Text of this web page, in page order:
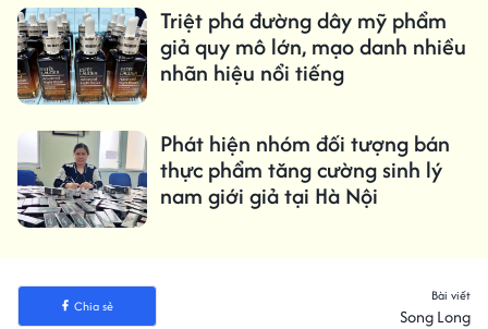
Triệt phá đường dây mỹ phẩm
giả quy mô lớn, mạo danh nhiều
nhãn hiệu nổi tiếng
Phát hiện nhóm đối tượng bán
thực phẩm tăng cường sinh lý
nam giới giả tại Hà Nội
Chia sẻ
Bài viết
Song Long